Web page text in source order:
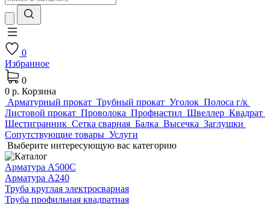
0
Избранное
0
0 р. Корзина
Арматурный прокат Трубный прокат Уголок Полоса г/к
Листовой прокат Проволока Профнастил Швеллер Квадрат
Шестигранник Сетка сварная Балка Высечка Заглушки
Сопутствующие товары Услуги
Выберите интересующую вас категорию
Арматура А500С
Арматура А240
Труба круглая электросварная
Труба профильная квадратная